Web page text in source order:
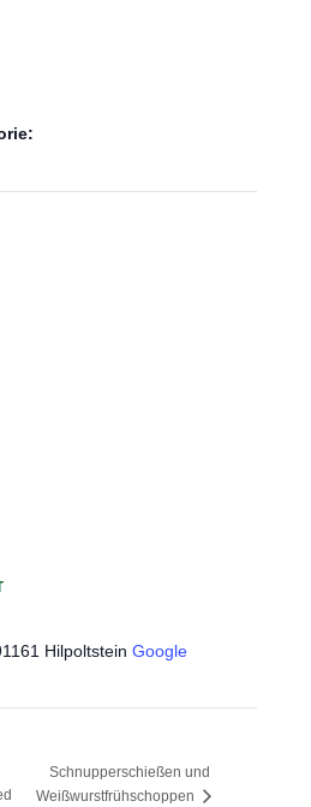
Hilpoltstein Google
Schnupperschießen und
Weißwurstfrühschoppen